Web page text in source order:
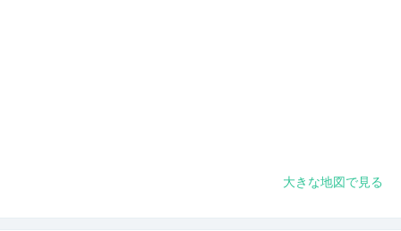
大きな地図で見る